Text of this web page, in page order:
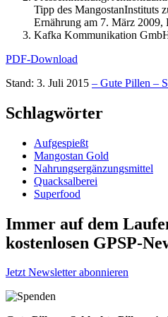
Tipp des MangostanInstituts
Ernährung am 7. März 2009,
Kafka Kommunikation
PDF-Download
Stand: 3. Juli 2015 – Gute Pillen –
Schlagwörter
Aufgespießt
Mangostan Gold
Nahrungsergänzungsmittel
Quacksalberei
Superfood
Immer auf dem
kostenlosen GPSP-
Jetzt Newsletter abonnieren